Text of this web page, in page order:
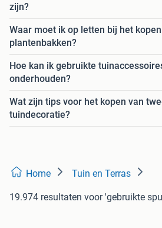
zijn?
Waar moet ik op letten bij het
plantenbakken?
Hoe kan ik gebruikte
onderhouden?
Wat zijn tips voor het kopen van
tuindecoratie?
Home Tuin en Terras
19.974 resultaten voor 'gebruikte